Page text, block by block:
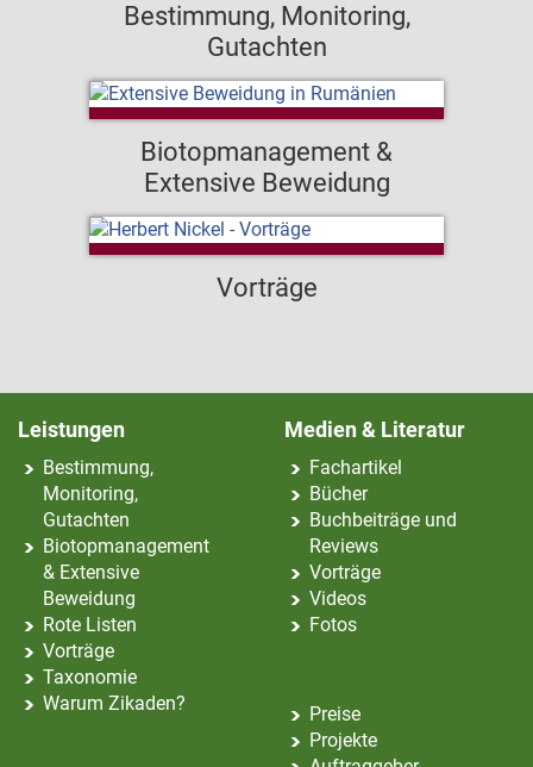
Bestimmung, Monitoring,
Gutachten
Biotopmanagement &
Extensive Beweidung
Vorträge
Leistungen
Bestimmung,
Monitoring,
Gutachten
Biotopmanagement
& Extensive
Beweidung
Rote Listen
Vorträge
Taxonomie
Warum Zikaden?
Medien & Literatur
Fachartikel
Bücher
Buchbeiträge und
Reviews
Vorträge
Videos
Fotos
Preise
Projekte